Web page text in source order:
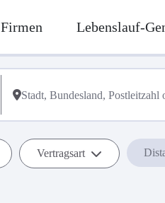
Firmen Lebenslauf-
Vertragsart